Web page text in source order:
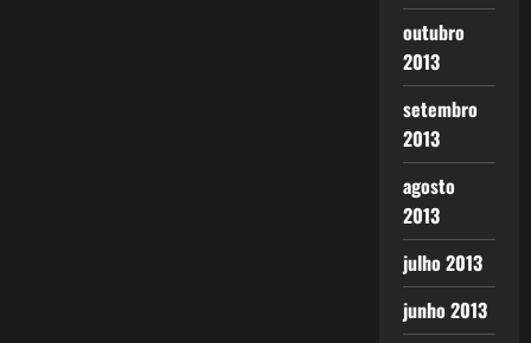
outubro
2013
setembro
2013
agosto
2013
julho 2013
junho 2013